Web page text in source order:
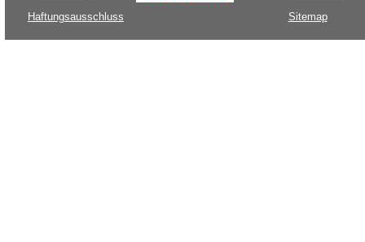
Haftungsausschluss Sitemap